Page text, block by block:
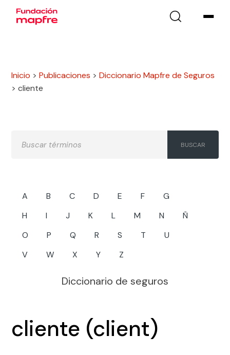
Inicio >Publicaciones >Diccionario Mapfre de Seguros
>cliente
A B C D E F
G
H
I J K L M N
Ñ
O
P Q R S T
U
V
W X Y Z
Diccionario de seguros
cliente (client)